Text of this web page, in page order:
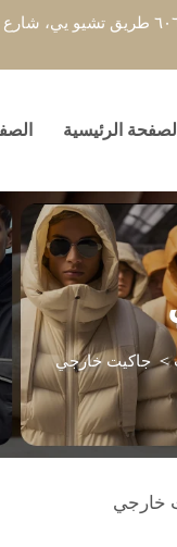
الصفحة الرئيسية
>جاكيت خارجي
خارجي